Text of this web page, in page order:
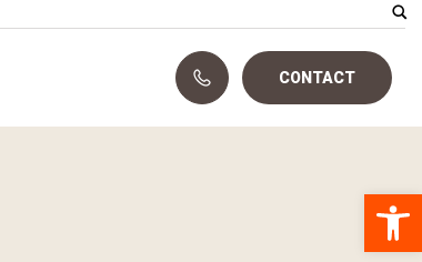
Ouvrir
CONTACT